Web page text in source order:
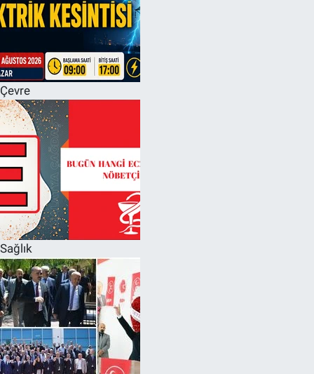
Çevre
Sağlık